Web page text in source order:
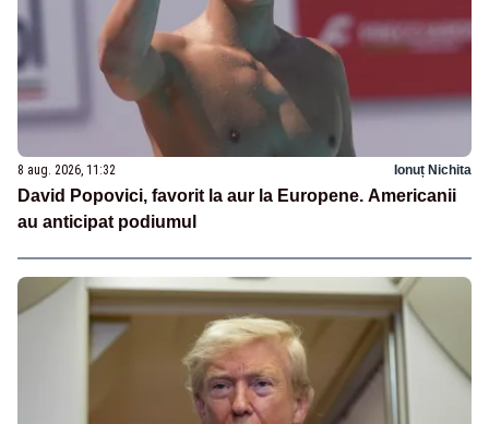
8 aug. 2026, 11:32 Ionuț Nichita
David Popovici, favorit la aur la Europene. Americanii
au anticipat podiumul